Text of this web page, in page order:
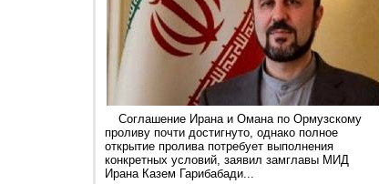
Соглашение Ирана и Омана по Ормузскому
проливу почти достигнуто, однако полное
открытие пролива потребует выполнения
конкретных условий, заявил замглавы МИД
Ирана Казем Гарибабади...